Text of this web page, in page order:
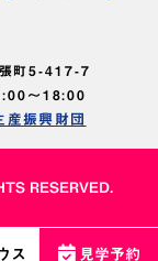
ス 見学予約
町5-417-7
～18:00
産振興財団
RESERVED.